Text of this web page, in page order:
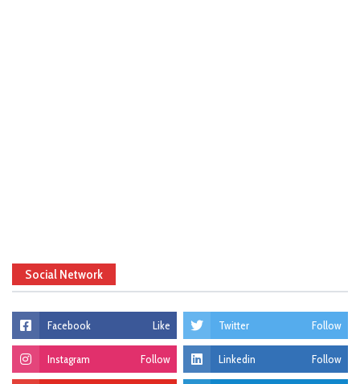
Social Network
Facebook Like Twitter Follow
Instagram Follow Linkedin Follow